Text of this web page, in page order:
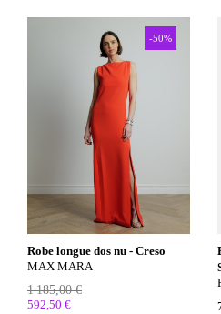
-50%
Robe longue dos nu - Creso
MAX MARA
1 185,00 €
592,50 €